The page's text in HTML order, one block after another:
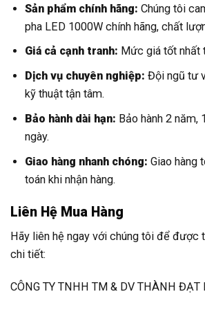
Sản phẩm chính hãng: Chúng tôi
pha LED 1000W chính hãng, chất
Giá cả cạnh tranh: Mức giá tốt nhất
Dịch vụ chuyên nghiệp: Đội ngũ tư
kỹ thuật tận tâm.
Bảo hành dài hạn: Bảo hành 2 năm,
ngày.
Giao hàng nhanh chóng: Giao hàng
toán khi nhận hàng.
Liên Hệ Mua Hàng
Hãy liên hệ ngay với chúng tôi để được
chi tiết:
CÔNG TY TNHH TM & DV THÀNH ĐẠT